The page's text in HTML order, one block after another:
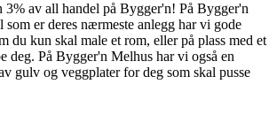
av all handel på Bygger'n! På Bygger'n
er deres nærmeste anlegg har vi gode
du kun skal male et rom, eller på plass med et
deg. På Bygger'n Melhus har vi også en
gulv og veggplater for deg som skal pusse